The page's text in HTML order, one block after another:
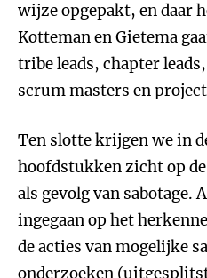
wijze opgepakt, en daar
Kotteman en Gietema
tribe leads, chapter
scrum masters en
Ten slotte krijgen we in
hoofdstukken zicht op
als gevolg van sabotage.
ingegaan op het
de acties van mogelijke
onderzoeken